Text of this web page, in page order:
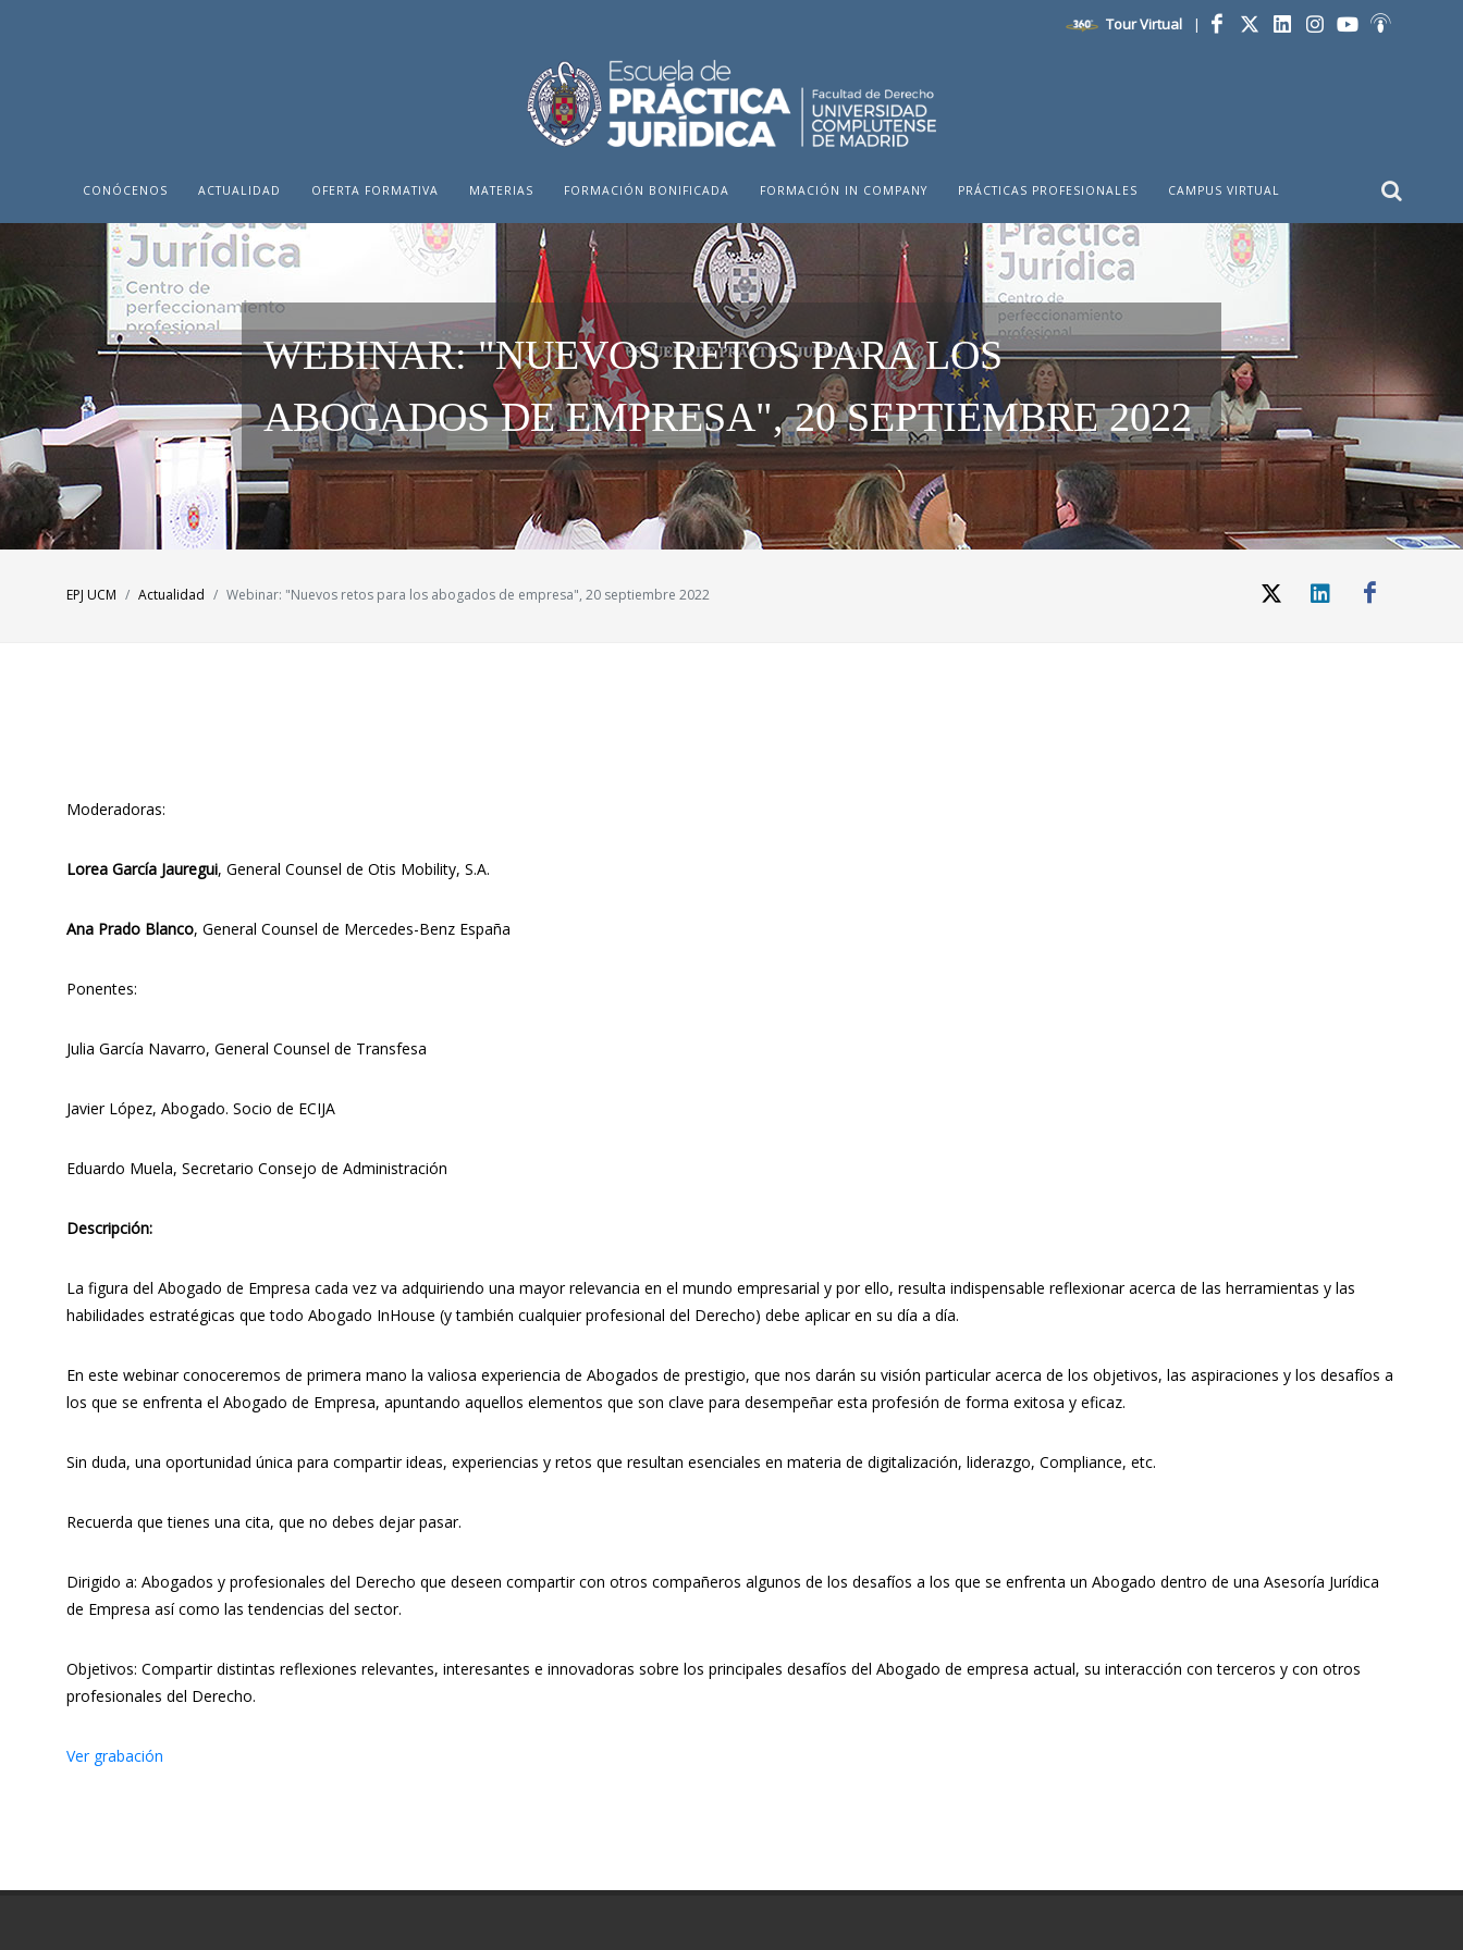
Tour Virtual |
CONÓCENOS ACTUALIDAD OFERTA FORMATIVA MATERIAS FORMACIÓN BONIFICADA FORMACIÓN IN COMPANY PRÁCTICAS PROFESIONALES CAMPUS VIRTUAL
WEBINAR: "NUEVOS RETOS PARA LOS
ABOGADOS DE EMPRESA", 20 SEPTIEMBRE 2022
EPJ UCM Actualidad Webinar: "Nuevos retos para los abogados de empresa", 20 septiembre 2022
Moderadoras:
Lorea García Jauregui, General Counsel de Otis Mobility, S.A.
Ana Prado Blanco, General Counsel de Mercedes-Benz España
Ponentes:
Julia García Navarro, General Counsel de Transfesa
Javier López, Abogado. Socio de ECIJA
Eduardo Muela, Secretario Consejo de Administración
Descripción:
La figura del Abogado de Empresa cada vez va adquiriendo una mayor relevancia en el mundo empresarial y por ello, resulta indispensable reflexionar acerca de las herramientas y las
habilidades estratégicas que todo Abogado InHouse (y también cualquier profesional del Derecho) debe aplicar en su día a día.
En este webinar conoceremos de primera mano la valiosa experiencia de Abogados de prestigio, que nos darán su visión particular acerca de los objetivos, las aspiraciones y los desafíos a
los que se enfrenta el Abogado de Empresa, apuntando aquellos elementos que son clave para desempeñar esta profesión de forma exitosa y eficaz.
Sin duda, una oportunidad única para compartir ideas, experiencias y retos que resultan esenciales en materia de digitalización, liderazgo, Compliance, etc.
Recuerda que tienes una cita, que no debes dejar pasar.
Dirigido a: Abogados y profesionales del Derecho que deseen compartir con otros compañeros algunos de los desafíos a los que se enfrenta un Abogado dentro de una Asesoría Jurídica
de Empresa así como las tendencias del sector.
Objetivos: Compartir distintas reflexiones relevantes, interesantes e innovadoras sobre los principales desafíos del Abogado de empresa actual, su interacción con terceros y con otros
profesionales del Derecho.
Ver grabación